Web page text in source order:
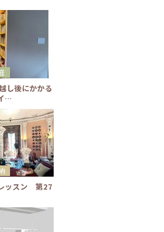
後にかかる
…
ッスン 第27